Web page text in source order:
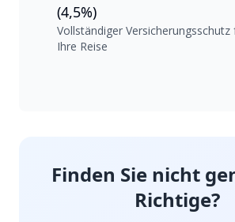
(4,5%)
Vollständiger Versicherungsschutz
Ihre Reise
Finden Sie nicht
Richtige?